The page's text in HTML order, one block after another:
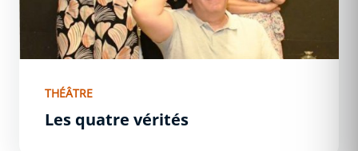
THÉÂTRE
Les quatre vérités